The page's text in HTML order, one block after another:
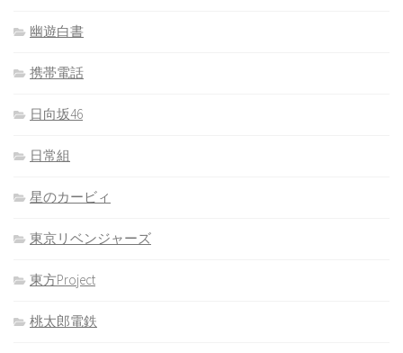
幽遊白書
携帯電話
日向坂46
日常組
星のカービィ
東京リベンジャーズ
東方Project
桃太郎電鉄